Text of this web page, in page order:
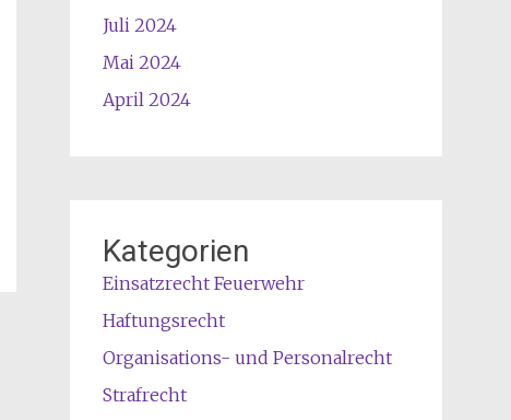
Juli 2024
Mai 2024
April 2024
Kategorien
Einsatzrecht Feuerwehr
Haftungsrecht
Organisations- und Personalrecht
Strafrecht